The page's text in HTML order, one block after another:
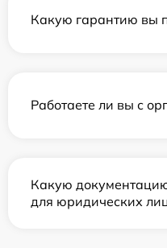
Какую гарантию вы
Работаете ли вы с
Какую
для юридических